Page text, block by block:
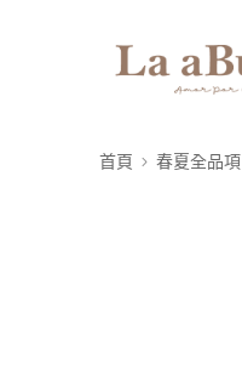
首頁 春夏全品項